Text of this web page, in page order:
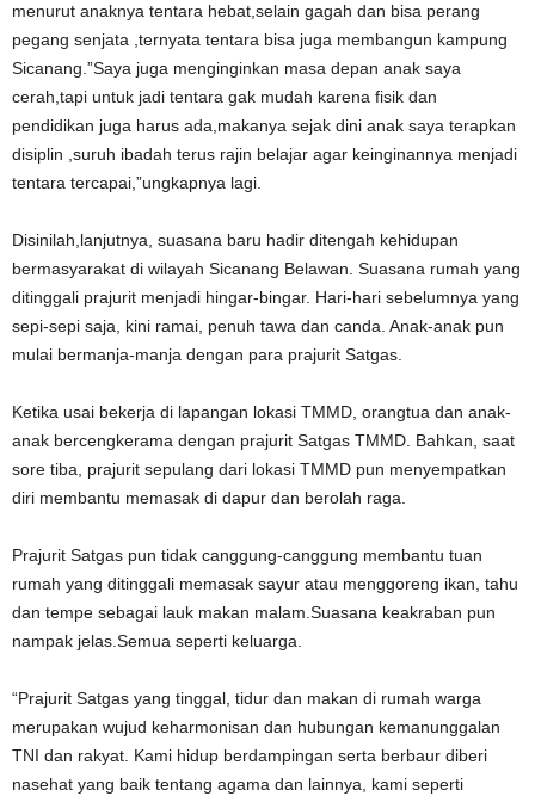
menurut anaknya tentara hebat,selain gagah dan bisa perang
pegang senjata ,ternyata tentara bisa juga membangun kampung
Sicanang.”Saya juga menginginkan masa depan anak saya
cerah,tapi untuk jadi tentara gak mudah karena fisik dan
pendidikan juga harus ada,makanya sejak dini anak saya terapkan
disiplin ,suruh ibadah terus rajin belajar agar keinginannya menjadi
tentara tercapai,”ungkapnya lagi.
Disinilah,lanjutnya, suasana baru hadir ditengah kehidupan
bermasyarakat di wilayah Sicanang Belawan. Suasana rumah yang
ditinggali prajurit menjadi hingar-bingar. Hari-hari sebelumnya yang
sepi-sepi saja, kini ramai, penuh tawa dan canda. Anak-anak pun
mulai bermanja-manja dengan para prajurit Satgas.
Ketika usai bekerja di lapangan lokasi TMMD, orangtua dan anak-
anak bercengkerama dengan prajurit Satgas TMMD. Bahkan, saat
sore tiba, prajurit sepulang dari lokasi TMMD pun menyempatkan
diri membantu memasak di dapur dan berolah raga.
Prajurit Satgas pun tidak canggung-canggung membantu tuan
rumah yang ditinggali memasak sayur atau menggoreng ikan, tahu
dan tempe sebagai lauk makan malam.Suasana keakraban pun
nampak jelas.Semua seperti keluarga.
“Prajurit Satgas yang tinggal, tidur dan makan di rumah warga
merupakan wujud keharmonisan dan hubungan kemanunggalan
TNI dan rakyat. Kami hidup berdampingan serta berbaur diberi
nasehat yang baik tentang agama dan lainnya, kami seperti